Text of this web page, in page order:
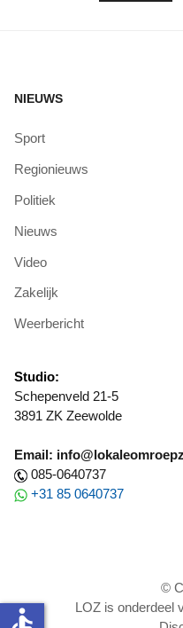
NIEUWS
Sport
Regionieuws
Politiek
Nieuws
Video
Zakelijk
Weerbericht
Studio:
Schepenveld 21-5
3891 ZK Zeewolde
Email:
085-0640737
+31 85 0640737
©
LOZ is onderdeel